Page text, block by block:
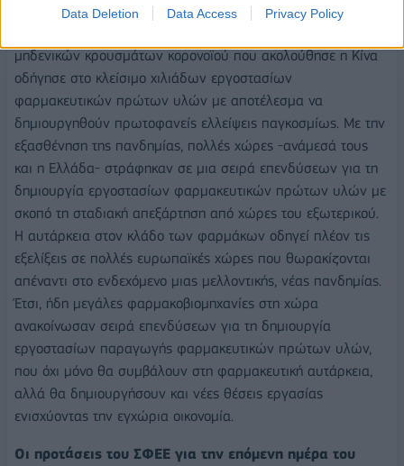
Data Deletion Data Access Privacy Policy
τις κυβερνήσεις να συνειδητοποιήσουν πως ήταν αναγκαία η
μηδενικών κρουσμάτων κορονοϊού που ακολούθησε η Κίνα
οδήγησε στο κλείσιμο χιλιάδων εργοστασίων
φαρμακευτικών πρώτων υλών με αποτέλεσμα να
δημιουργηθούν πρωτοφανείς ελλείψεις παγκοσμίως. Με την
εξασθένηση της πανδημίας, πολλές χώρες -ανάμεσά τους
και η Ελλάδα- στράφηκαν σε μια σειρά επενδύσεων για τη
δημιουργία εργοστασίων φαρμακευτικών πρώτων υλών με
σκοπό τη σταδιακή απεξάρτηση από χώρες του εξωτερικού.
Η αυτάρκεια στον κλάδο των φαρμάκων οδηγεί πλέον τις
εξελίξεις σε πολλές ευρωπαϊκές χώρες που θωρακίζονται
απέναντι στο ενδεχόμενο μιας μελλοντικής, νέας πανδημίας.
Έτσι, ήδη μεγάλες φαρμακοβιομηχανίες στη χώρα
ανακοίνωσαν σειρά επενδύσεων για τη δημιουργία
εργοστασίων παραγωγής φαρμακευτικών πρώτων υλών,
που όχι μόνο θα συμβάλουν στη φαρμακευτική αυτάρκεια,
αλλά θα δημιουργήσουν και νέες θέσεις εργασίας
ενισχύοντας την εγχώρια οικονομία.
Οι προτάσεις του ΣΦΕΕ για την επόμενη ημέρα του